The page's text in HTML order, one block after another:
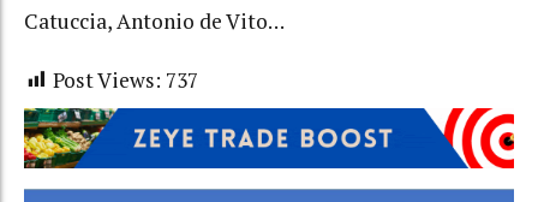
Catuccia, Antonio de Vito…
Post Views: 737